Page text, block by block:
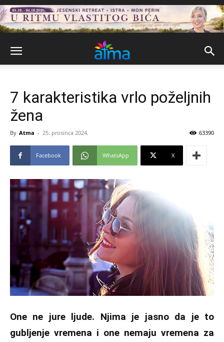
7 karakteristika vrlo poželjnih
žena
By Atma - 25. prosinca 2024. 63390
Facebook WhatsApp X
One ne jure ljude. Njima je jasno da je to
gubljenje vremena i one nemaju vremena za